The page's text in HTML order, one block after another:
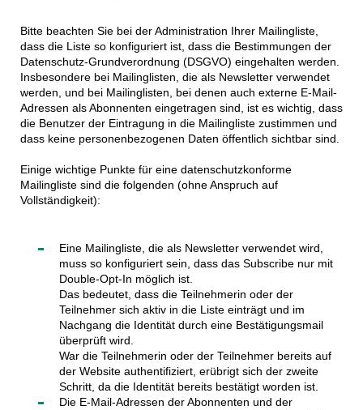
Bitte beachten Sie bei der Administration Ihrer Mailingliste,
dass die Liste so konfiguriert ist, dass die Bestimmungen der
Datenschutz-Grundverordnung (DSGVO) eingehalten werden.
Insbesondere bei Mailinglisten, die als Newsletter verwendet
werden, und bei Mailinglisten, bei denen auch externe E-Mail-
Adressen als Abonnenten eingetragen sind, ist es wichtig, dass
die Benutzer der Eintragung in die Mailingliste zustimmen und
dass keine personenbezogenen Daten öffentlich sichtbar sind.
Einige wichtige Punkte für eine datenschutzkonforme
Mailingliste sind die folgenden (ohne Anspruch auf
Vollständigkeit):
Eine Mailingliste, die als Newsletter verwendet wird,
muss so konfiguriert sein, dass das Subscribe nur mit
Double-Opt-In möglich ist.
Das bedeutet, dass die Teilnehmerin oder der
Teilnehmer sich aktiv in die Liste einträgt und im
Nachgang die Identität durch eine Bestätigungsmail
überprüft wird.
War die Teilnehmerin oder der Teilnehmer bereits auf
der Website authentifiziert, erübrigt sich der zweite
Schritt, da die Identität bereits bestätigt worden ist.
Die E-Mail-Adressen der Abonnenten und der